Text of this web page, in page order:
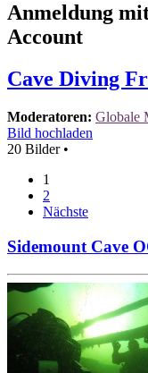
Anmeldung
Account
Cave Diving
Moderatoren: Globale
Bild hochladen
20 Bilder •
1
2
Nächste
Sidemount Cave